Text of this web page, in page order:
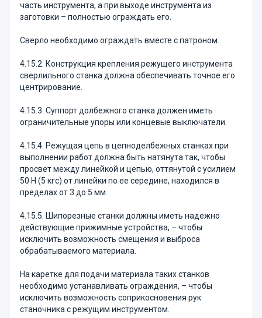
часть инструмента, а при выходе инструмента из
заготовки – полностью ограждать его.
Сверло необходимо ограждать вместе с патроном.
4.15.2. Конструкция крепления режущего инструмента
сверлильного станка должна обеспечивать точное его
центрирование.
4.15.3. Суппорт долбежного станка должен иметь
ограничительные упоры или концевые выключатели.
4.15.4. Режущая цепь в цепноделбежных станках при
выполнении работ должна быть натянута так, чтобы
просвет между линейкой и цепью, оттянутой с усилием
50 Н (5 кгс) от линейки по ее середине, находился в
пределах от 3 до 5 мм.
4.15.5. Шипорезные станки должны иметь надежно
действующие прижимные устройства, – чтобы
исключить возможность смещения и выброса
обрабатываемого материала.
На каретке для подачи материала таких станков
необходимо устанавливать ограждения, – чтобы
исключить возможность соприкосновения рук
станочника с режущим инструментом.